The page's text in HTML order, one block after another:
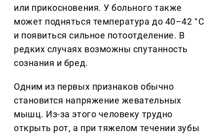
или прикосновения. У больного также
может подняться температура до 40–42 °С
и появиться сильное потоотделение. В
редких случаях возможны спутанность
сознания и бред.
Одним из первых признаков обычно
становится напряжение жевательных
мышц. Из-за этого человеку трудно
открыть рот, а при тяжелом течении зубы